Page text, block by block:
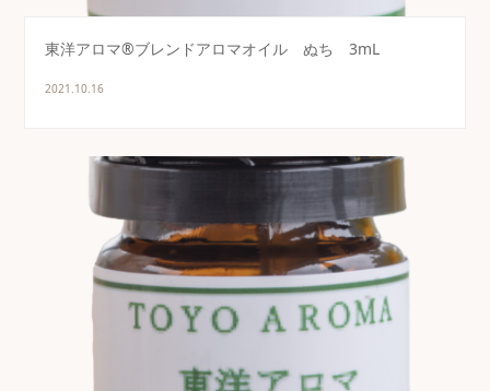
東洋アロマ®ブレンドアロマオイル ぬち 3mL
2021.10.16